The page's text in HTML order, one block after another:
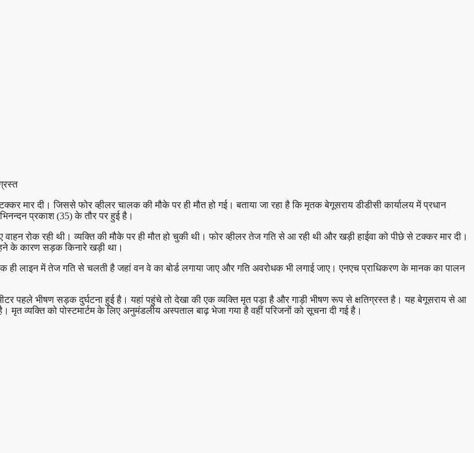
मार दी। जिससे फोर व्हीलर चालक की मौके पर ही मौत हो गई। बताया जा रहा है कि मृतक बेगूसराय डीडीसी कार्यालय में प्रधान
प्रकाश (35) के तौर पर हुई है।
रोक रही थी। व्यक्ति की मौके पर ही मौत हो चुकी थी। फोर व्हीलर तेज गति से आ रही थी और खड़ी हाईवा को पीछे से टक्कर मार दी।
के कारण सड़क किनारे खड़ी था।
लाइन में तेज गति से चलती है जहां वन वे का बोर्ड लगाया जाए और गति अवरोधक भी लगाई जाए। एनएच प्राधिकरण के मानक का पालन
पहले भीषण सड़क दुर्घटना हुई है। यहां पहुंचे तो देखा की एक व्यक्ति मृत पड़ा है और गाड़ी भीषण रूप से क्षतिग्रस्त है। यह बेगूसराय से आ
व्यक्ति को पोस्टमार्टम के लिए अनुमंडलीय अस्पताल बाढ़ भेजा गया है वहीं परिजनों को सूचना दी गई है।